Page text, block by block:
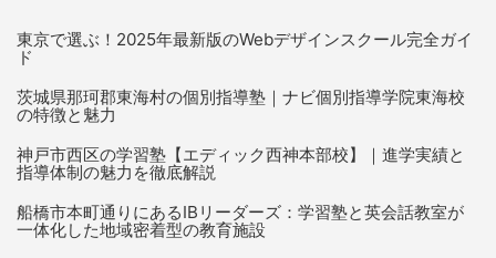
東京で選ぶ！2025年最新版のWebデザインスクール完全ガイ
ド
茨城県那珂郡東海村の個別指導塾｜ナビ個別指導学院東海校
の特徴と魅力
神戸市西区の学習塾【エディック西神本部校】｜進学実績と
指導体制の魅力を徹底解説
船橋市本町通りにあるIBリーダーズ：学習塾と英会話教室が
一体化した地域密着型の教育施設